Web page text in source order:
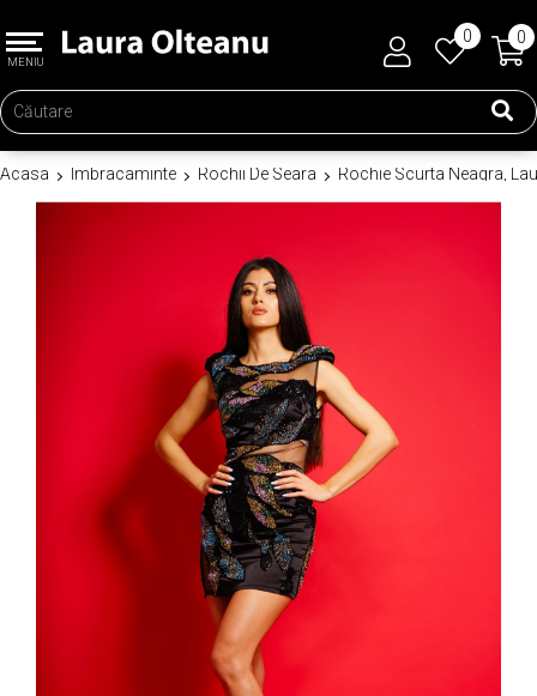
MENIU
0 0
Acasa Imbracaminte Rochii De Seara Rochie Scurta Neagra,